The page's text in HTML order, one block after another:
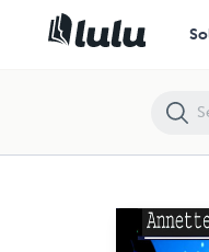
TELEPATÍA ¿EL LENGUAJE DE